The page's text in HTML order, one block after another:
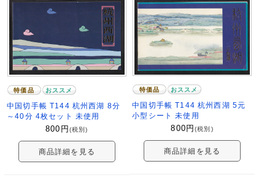
特価品 おススメ
中国切手帳 T144 杭州西湖 8分
～40分 4枚セット 未使用
800 円 (税別)
商品詳細を見る
特価品 おススメ
中国切手帳 T144 杭州西湖 5元
小型シート 未使用
800 円(税別)
商品詳細を見る